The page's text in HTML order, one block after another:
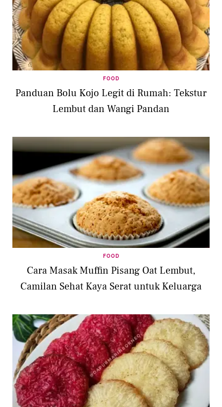
FOOD
Panduan Bolu Kojo Legit di Rumah: Tekstur
Lembut dan Wangi Pandan
FOOD
Cara Masak Muffin Pisang Oat Lembut,
Camilan Sehat Kaya Serat untuk Keluarga